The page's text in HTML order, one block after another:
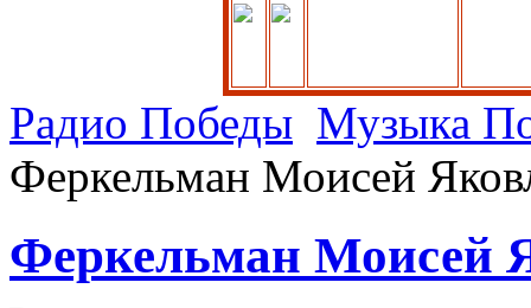
Радио Победы Музыка
Феркельман Моисей
Феркельман Моисей